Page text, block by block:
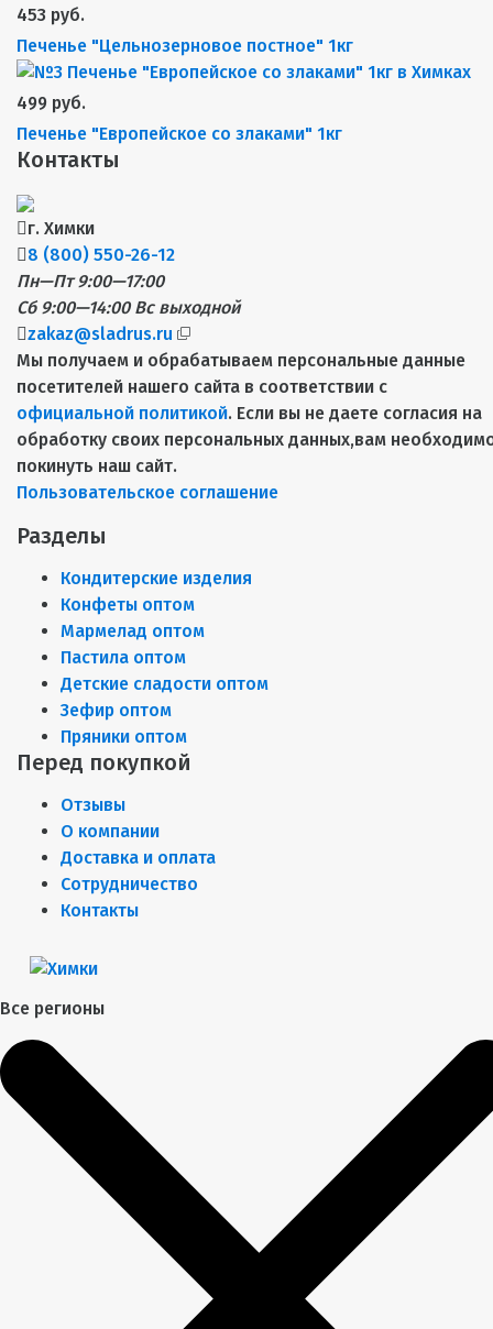
453 руб.
Печенье "Цельнозерновое постное" 1кг
499 руб.
Печенье "Европейское со злаками" 1кг
Контакты
г. Химки
8 (800) 550-26-12
Пн—Пт 9:00—17:00
Сб 9:00—14:00 Вс выходной
zakaz@sladrus.ru
Мы получаем и обрабатываем персональные данные
посетителей нашего сайта в соответствии с
официальной политикой. Если вы не даете согласия на
обработку своих персональных данных,вам
покинуть наш сайт.
Пользовательское соглашение
Разделы
Кондитерские изделия
Конфеты оптом
Мармелад оптом
Пастила оптом
Детские сладости оптом
Зефир оптом
Пряники оптом
Перед покупкой
Отзывы
О компании
Доставка и оплата
Сотрудничество
Контакты
Все регионы